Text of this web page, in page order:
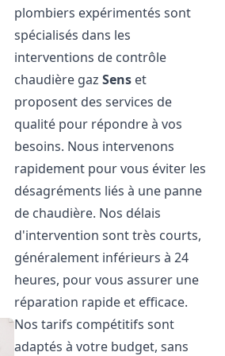
plombiers expérimentés sont
spécialisés dans les
interventions de contrôle
chaudière gazSens et
proposent des services de
qualité pour répondre à vos
besoins. Nous intervenons
rapidement pour vous éviter les
désagréments liés à une panne
de chaudière. Nos délais
d'intervention sont très courts,
généralement inférieurs à 24
heures, pour vous assurer une
réparation rapide et efficace.
Nos tarifs compétitifs sont
adaptés à votre budget, sans